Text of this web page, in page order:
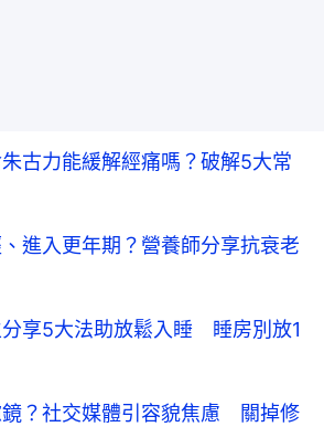
古力能緩解經痛嗎？破解5大常
進入更年期？營養師分享抗衰老
享5大法助放鬆入睡 睡房別放1
鏡？社交媒體引容貌焦慮 關掉修